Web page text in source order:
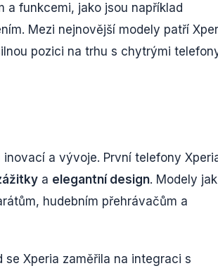
a funkcemi, jako jsou například
Mezi nejnovější modely patří
pozici na trhu s chytrými
a vývoje. První telefony
a elegantní design. Modely
hudebním přehrávačům a
Xperia zaměřila na integraci s